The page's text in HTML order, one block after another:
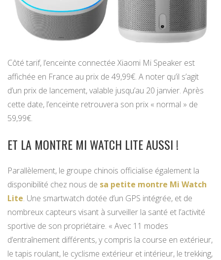
Côté tarif, l’enceinte connectée Xiaomi Mi Speaker est
affichée en France au prix de 49,99€. A noter qu’il s’agit
d’un prix de lancement, valable jusqu’au 20 janvier. Après
cette date, l’enceinte retrouvera son prix « normal » de
59,99€.
ET LA MONTRE MI WATCH LITE AUSSI !
Parallèlement, le groupe chinois officialise également la
disponibilité chez nous de sa petite montre Mi Watch
Lite. Une smartwatch dotée d’un GPS intégrée, et de
nombreux capteurs visant à surveiller la santé et l’activité
sportive de son propriétaire. « Avec 11 modes
d’entraînement différents, y compris la course en extérieur,
le tapis roulant, le cyclisme extérieur et intérieur, le trekking,